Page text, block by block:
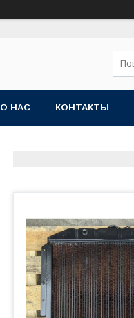
О НАС КОНТАКТЫ